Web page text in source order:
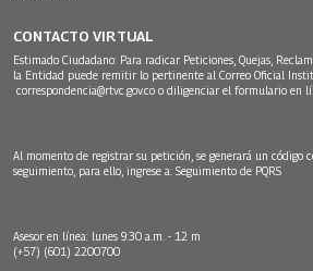
CONTACTO VIRTUAL
Estimado Ciudadano: Para radicar Peticiones, Quejas,
la Entidad puede remitir lo pertinente al Correo Oficial
correspondencia@rtvc.gov.co o diligenciar el formulario en
Al momento de registrar su petición, se generará un código
seguimiento, para ello, ingrese a: Seguimiento de PQRS
Asesor en línea: lunes 9:30 a.m. - 12 m
(+57) (601) 2200700